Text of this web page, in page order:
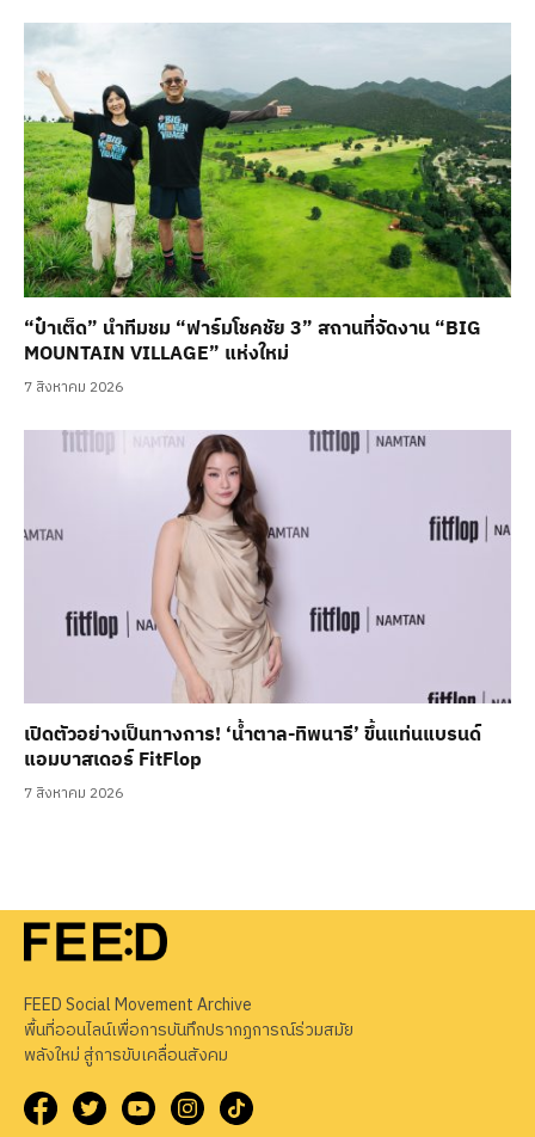
“ป๋าเต็ด” นำทีมชม “ฟาร์มโชคชัย 3” สถานที่จัดงาน “BIG
MOUNTAIN VILLAGE” แห่งใหม่
7 สิงหาคม 2026
เปิดตัวอย่างเป็นทางการ! ‘น้ำตาล-ทิพนารี’ ขึ้นแท่นแบรนด์
แอมบาสเดอร์ FitFlop
7 สิงหาคม 2026
FEED Social Movement Archive
พื้นที่ออนไลน์เพื่อการบันทึกปรากฏการณ์ร่วมสมัย
พลังใหม่ สู่การขับเคลื่อนสังคม